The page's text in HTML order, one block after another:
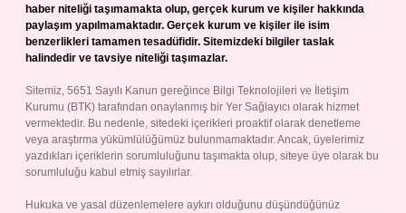
haber niteliği taşımamakta olup, gerçek kurum ve kişiler hakkında
paylaşım yapılmamaktadır. Gerçek kurum ve kişiler ile isim
benzerlikleri tamamen tesadüfidir. Sitemizdeki bilgiler taslak
halindedir ve tavsiye niteliği taşımazlar.
Sitemiz, 5651 Sayılı Kanun gereğince Bilgi Teknolojileri ve İletişim
Kurumu (BTK) tarafından onaylanmış bir Yer Sağlayıcı olarak hizmet
vermektedir. Bu nedenle, sitedeki içerikleri proaktif olarak denetleme
veya araştırma yükümlülüğümüz bulunmamaktadır. Ancak, üyelerimiz
yazdıkları içeriklerin sorumluluğunu taşımakta olup, siteye üye olarak bu
sorumluluğu kabul etmiş sayılırlar.
Hukuka ve yasal düzenlemelere aykırı olduğunu düşündüğünüz